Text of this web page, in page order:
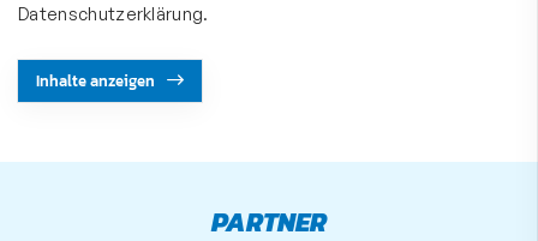
Datenschutzerklärung.
Inhalte anzeigen
PARTNER